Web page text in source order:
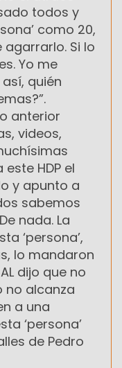
todos y
como 20,
Si lo
Yo me
quién
anterior
videos,
HDP el
y apunto a
sabemos
nada. La
‘persona’,
lo mandaron
dijo que no
no alcanza
a una
‘persona’
de Pedro